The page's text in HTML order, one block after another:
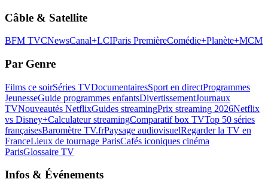
Câble & Satellite
BFM TVCNewsCanal+LCIParis PremièreComédie+Planète+MCM
Par Genre
Films ce soirSéries TVDocumentairesSport en directProgrammes
JeunesseGuide programmes enfantsDivertissementJournaux
TVNouveautés NetflixGuides streamingPrix streaming 2026Netflix
vs Disney+Calculateur streamingComparatif box TVTop 50 séries
françaisesBaromètre TV.frPaysage audiovisuelRegarder la TV en
FranceLieux de tournage ParisCafés iconiques cinéma
ParisGlossaire TV
Infos & Événements